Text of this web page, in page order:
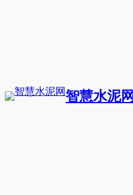
智慧水泥网